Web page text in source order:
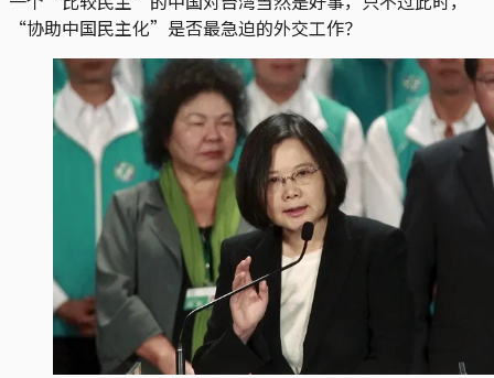
“协助中国民主化”是否最急迫的外交工作？